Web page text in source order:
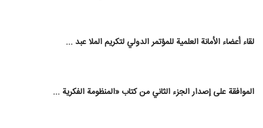
لقاء أعضاء الأمانة العلمية للمؤتمر الدولي لتكريم الملا عبد ...
الموافقة على إصدار الجزء الثاني من كتاب «المنظومة الفكرية ...